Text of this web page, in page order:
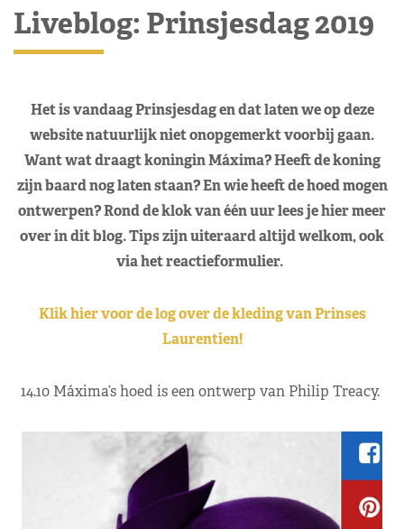
Liveblog: Prinsjesdag 2019
Het is vandaag Prinsjesdag en dat laten we op deze
website natuurlijk niet onopgemerkt voorbij gaan.
Want wat draagt koningin Máxima? Heeft de koning
zijn baard nog laten staan? En wie heeft de hoed mogen
ontwerpen? Rond de klok van één uur lees je hier meer
over in dit blog. Tips zijn uiteraard altijd welkom, ook
via het reactieformulier.
Klik hier voor de log over de kleding van Prinses
Laurentien!
14.10 Máxima’s hoed is een ontwerp van Philip Treacy.